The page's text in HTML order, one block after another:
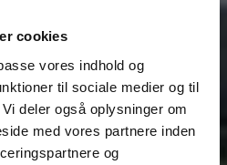
cookies
vores indhold og
til sociale medier og til
deler også oplysninger om
med vores partnere inden
og